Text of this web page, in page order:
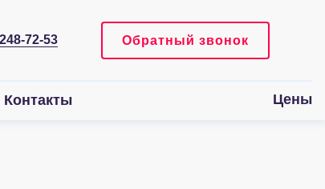
72-53 Обратный звонок
Контакты Цены